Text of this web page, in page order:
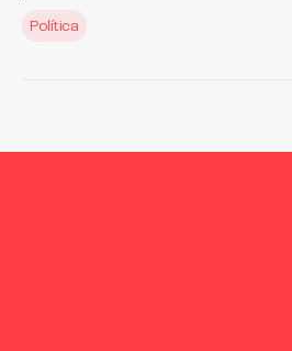
Política